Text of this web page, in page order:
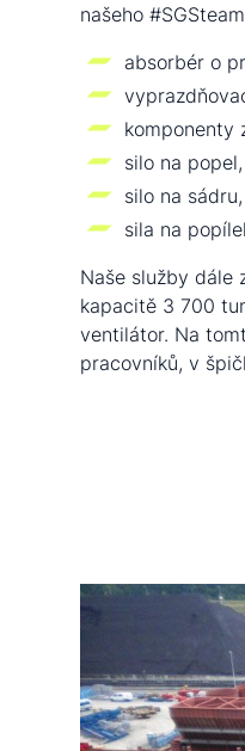
našeho
absorbér o
komponenty
silo na popel,
silo na sádru,
sila na
Naše služby dále
kapacitě 3 700
ventilátor. Na
pracovníků, v